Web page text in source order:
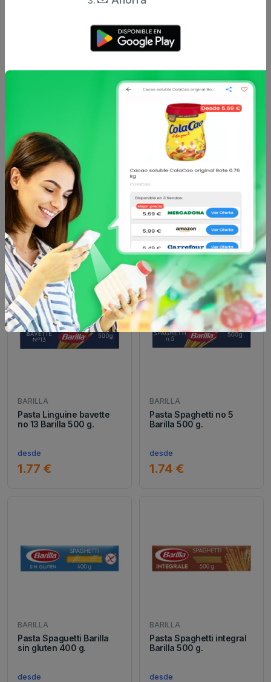
Sin descripción
Otros productos de BARILLAen Pasta y
fideos
BARILLA
Pasta Linguine bavette
no 13 Barilla 500 g.
desde
1.77 €
BARILLA
Pasta Spaghetti no 5
Barilla 500 g.
desde
1.74 €
BARILLA
Pasta Spaguetti Barilla
sin gluten 400 g.
desde
BARILLA
Pasta Spaghetti integral
Barilla 500 g.
desde